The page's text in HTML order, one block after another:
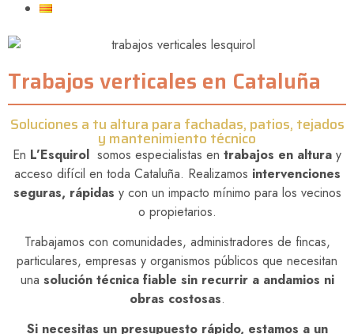
Trabajos verticales en Cataluña
Soluciones a tu altura para fachadas, patios, tejados
y mantenimiento técnico
En L’Esquirol somos especialistas en trabajos en altura y
acceso difícil en toda Cataluña. Realizamos intervenciones
seguras, rápidas y con un impacto mínimo para los vecinos
o propietarios.
Trabajamos con comunidades, administradores de fincas,
particulares, empresas y organismos públicos que necesitan
una solución técnica fiable sin recurrir a andamios ni
obras costosas.
Si necesitas un presupuesto rápido, estamos a un